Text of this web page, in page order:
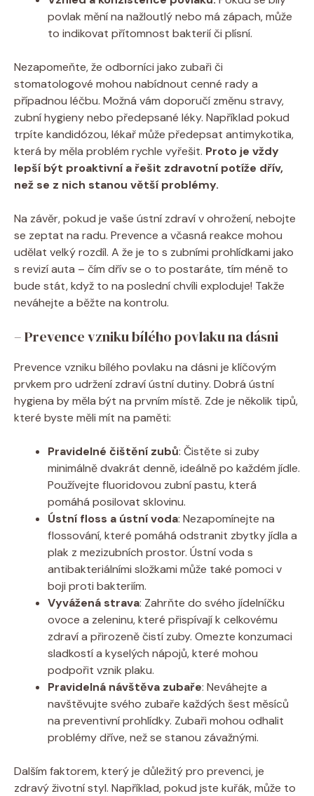
povlak mění na nažloutlý nebo má zápach, může
to indikovat přítomnost bakterií či plísní.
Nezapomeňte, že odborníci jako zubaři či
stomatologové mohou nabídnout cenné rady a
případnou léčbu. Možná vám doporučí změnu stravy,
zubní hygieny nebo předepsané léky. Například pokud
trpíte kandidózou, lékař může předepsat antimykotika,
která by měla problém rychle vyřešit. Proto je vždy
lepší být proaktivní a řešit zdravotní potíže dřív,
než se z nich stanou větší problémy.
Na závěr, pokud je vaše ústní zdraví v ohrožení, nebojte
se zeptat na radu. Prevence a včasná reakce mohou
udělat velký rozdíl. A že je to s zubními prohlídkami jako
s revizí auta – čím dřív se o to postaráte, tím méně to
bude stát, když to na poslední chvíli exploduje! Takže
neváhejte a běžte na kontrolu.
– Prevence vzniku bílého povlaku na dásni
Prevence vzniku bílého povlaku na dásni je klíčovým
prvkem pro udržení zdraví ústní dutiny. Dobrá ústní
hygiena by měla být na prvním místě. Zde je několik tipů,
které byste měli mít na paměti:
Pravidelné čištění zubů: Čistěte si zuby
minimálně dvakrát denně, ideálně po každém jídle.
Používejte fluoridovou zubní pastu, která
pomáhá posilovat sklovinu.
Ústní floss a ústní voda: Nezapomínejte na
flossování, které pomáhá odstranit zbytky jídla a
plak z mezizubních prostor. Ústní voda s
antibakteriálními složkami může také pomoci v
boji proti bakteriím.
Vyvážená strava: Zahrňte do svého jídelníčku
ovoce a zeleninu, které přispívají k celkovému
zdraví a přirozeně čistí zuby. Omezte konzumaci
sladkostí a kyselých nápojů, které mohou
podpořit vznik plaku.
Pravidelná návštěva zubaře: Neváhejte a
navštěvujte svého zubaře každých šest měsíců
na preventivní prohlídky. Zubaři mohou odhalit
problémy dříve, než se stanou závažnými.
Dalším faktorem, který je důležitý pro prevenci, je
zdravý životní styl. Například, pokud jste kuřák, může to